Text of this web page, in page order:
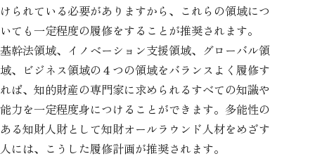
けられている必要がありますから、これらの領域につ
いても一定程度の履修をすることが推奨されます。
基幹法領域、イノベーション支援領域、グローバル領
域、ビジネス領域の４つの領域をバランスよく履修す
れば、知的財産の専門家に求められるすべての知識や
能力を一定程度身につけることができます。多能性の
ある知財人財として知財オールラウンド人材をめざす
人には、こうした履修計画が推奨されます。